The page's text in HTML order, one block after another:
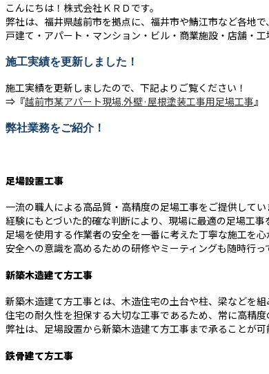
こんにちは！株式会社ＫＲＤです。
弊社は、福井県越前市を拠点に、福井市や鯖江市など各地
戸建て・アパート・マンション・ビル・商業施設・店舗・
施工実績を更新しました！
施工実績を更新しましたので、下記よりご覧ください！
⇒『越前市某アパート現場.外壁·屋根塗装工事用足場工事』
弊社業務をご紹介！
足場設置工事
一流の職人による高品質・高精度の足場工事をご提供してい
経験にもとづいた的確な判断により、現場に最適の足場工事
足場を使用する作業者の安全を一番に考えた丁寧な施工を
安全への意識を高めるための研修やミーティングも随時行っ
新築木造建て方工事
新築木造建て方工事とは、木造住宅の土台や柱、梁などを組
住宅の耐久性を担保する大切な工事であるため、常に高精度
弊社は、足場設置から新築木造建て方工事まで承ることが可
鉄骨建て方工事